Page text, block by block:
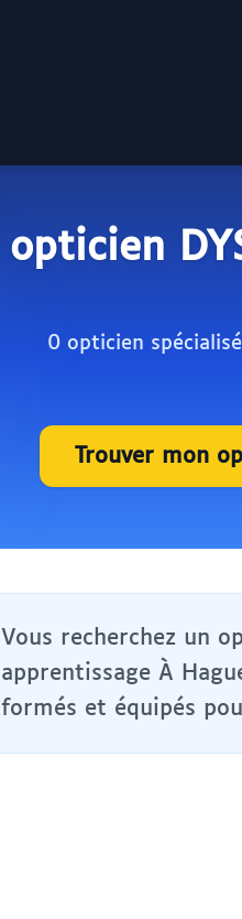
opticien
0 opticien
Trouver mon
Vous recherchez un
apprentissage À
formés et équipés